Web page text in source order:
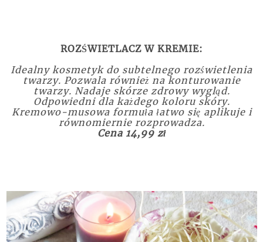
ROZŚWIETLACZ W KREMIE:
Idealny kosmetyk do subtelnego rozświetlenia
twarzy. Pozwala również na konturowanie
twarzy. Nadaje skórze zdrowy wygląd.
Odpowiedni dla każdego koloru skóry.
Kremowo-musowa formuła łatwo się aplikuje i
równomiernie rozprowadza.
Cena 14,99 zł